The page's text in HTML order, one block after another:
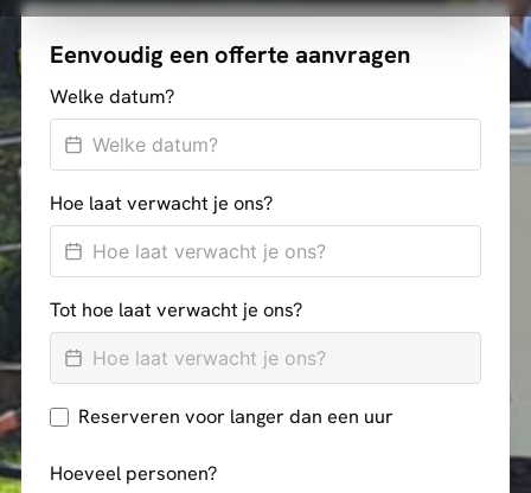
Eenvoudig een offerte aanvragen
Welke datum?
Hoe laat verwacht je ons?
Tot hoe laat verwacht je ons?
Reserveren voor langer dan een uur
Hoeveel personen?